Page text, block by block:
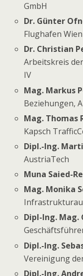
GmbH
Dr. Günter
Flughafen Wien
Dr. Christian
Arbeitskreis
IV
Mag. Markus
Beziehungen,
Mag. Thomas
Kapsch
Dipl.-Ing.
AustriaTech
Muna Saied-
Mag. Monika
Dipl-Ing. Mag.
Dipl.-Ing.
Vereinigung
Dipl.-Ing.